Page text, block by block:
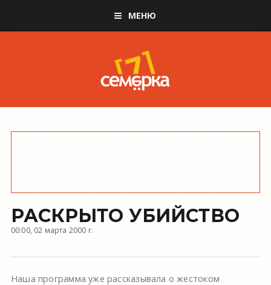
МЕНЮ
РАСКРЫТО УБИЙСТВО
00:00, 02 марта 2000 г.
Наша программа уже рассказывала о жестоком